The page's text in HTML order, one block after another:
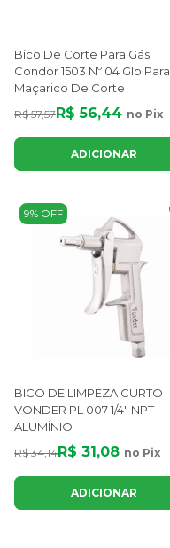
Bico De Corte Para Gás
Condor 1503 Nº 04 Glp Para
Maçarico De Corte
R$ 57,57R$ 56,44 no Pix
ADICIONAR
9% OFF
BICO DE LIMPEZA CURTO
VONDER PL 007 1/4" NPT
ALUMÍNIO
R$ 34,14R$ 31,08 no Pix
ADICIONAR